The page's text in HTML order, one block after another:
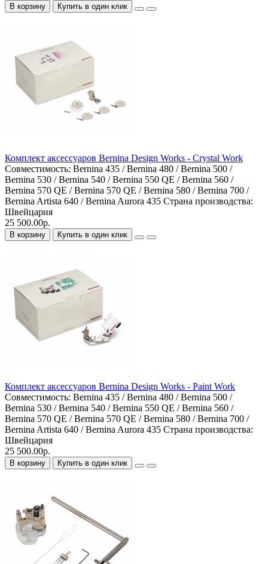
В корзину Купить в один клик
Комплект аксессуаров Bernina Design Works - Crystal Work
Совместимость: Bernina 435 / Bernina 480 / Bernina 500 /
Bernina 530 / Bernina 540 / Bernina 550 QE / Bernina 560 /
Bernina 570 QE / Bernina 570 QE / Bernina 580 / Bernina 700 /
Bernina Artista 640 / Bernina Aurora 435 Страна производства:
Швейцария
25 500.00р.
В корзину Купить в один клик
Комплект аксессуаров Bernina Design Works - Paint Work
Совместимость: Bernina 435 / Bernina 480 / Bernina 500 /
Bernina 530 / Bernina 540 / Bernina 550 QE / Bernina 560 /
Bernina 570 QE / Bernina 570 QE / Bernina 580 / Bernina 700 /
Bernina Artista 640 / Bernina Aurora 435 Страна производства:
Швейцария
25 500.00р.
В корзину Купить в один клик